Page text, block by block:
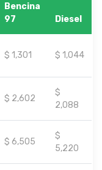
Bencina
97
Diesel
$ 1,301 $ 1,044
$ 2,602
$
2,088
$ 6,505
$
5,220